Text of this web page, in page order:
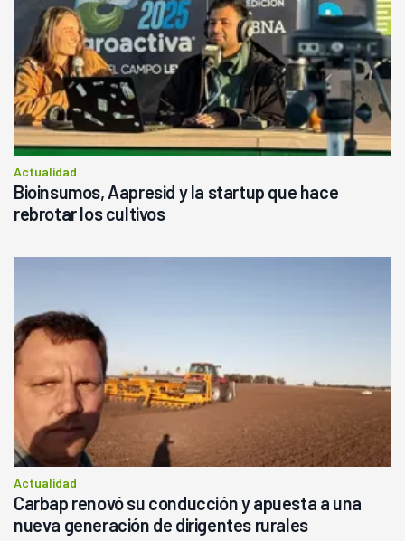
Actualidad
Bioinsumos, Aapresid y la startup que hace
rebrotar los cultivos
Actualidad
Carbap renovó su conducción y apuesta a una
nueva generación de dirigentes rurales